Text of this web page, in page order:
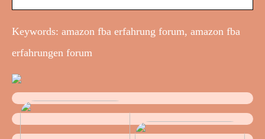
Keywords: amazon fba erfahrung forum, amazon fba
erfahrungen forum